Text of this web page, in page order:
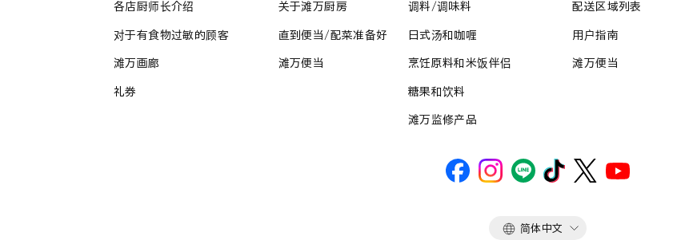
各店厨师长介绍
对于有食物过敏的顾客
滩万画廊
礼券
关于滩万厨房
直到便当/配菜准备好
滩万便当
调料/调味料
日式汤和咖喱
烹饪原料和米饭伴侣
糖果和饮料
滩万监修产品
配送区域列表
用户指南
滩万便当
语 简体中文